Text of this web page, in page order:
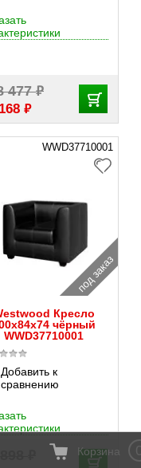
477₽
₽
WWD37710001
под заказ
Кресло
чёрный
WWD37710001
Добавить к
сравнению
Корзина